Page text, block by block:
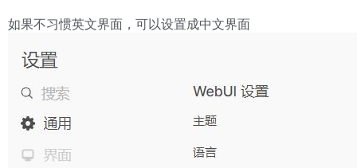
如果不习惯英文界面，可以设置成中文界面